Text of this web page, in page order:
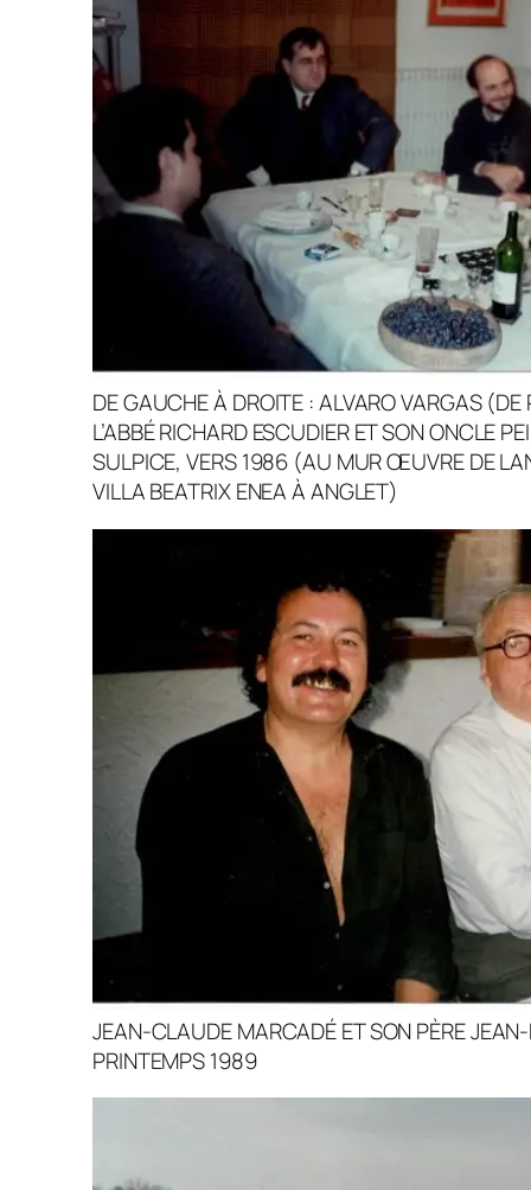
DE GAUCHE À DROITE : ALVARO VARGAS
L’ABBÉ RICHARD ESCUDIER ET SON ONCLE
SULPICE, VERS 1986 (AU MUR ŒUVRE DE
VILLA BEATRIX ENEA À ANGLET)
JEAN-CLAUDE MARCADÉ ET SON PÈRE
PRINTEMPS 1989